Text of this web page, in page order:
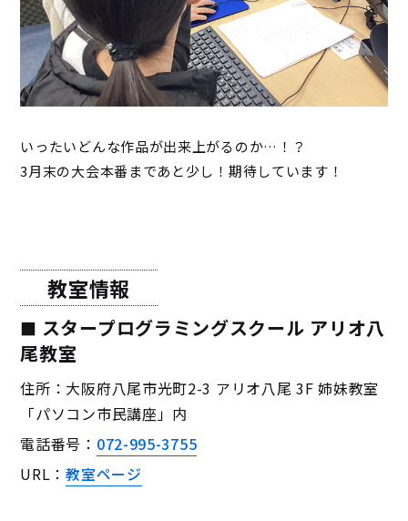
いったいどんな作品が出来上がるのか…！？
3月末の大会本番まであと少し！期待しています！
教室情報
スタープログラミングスクール アリオ八
尾教室
住所：大阪府八尾市光町2-3 アリオ八尾 3F 姉妹教室
「パソコン市民講座」内
電話番号： 072-995-3755
URL：教室ページ